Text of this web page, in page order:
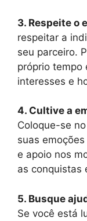
3. Respeite o
respeitar a
seu parceiro.
próprio tempo
interesses e
4. Cultive a
Coloque-se
suas
e apoio nos
as conquistas
5. Busque
Se você está